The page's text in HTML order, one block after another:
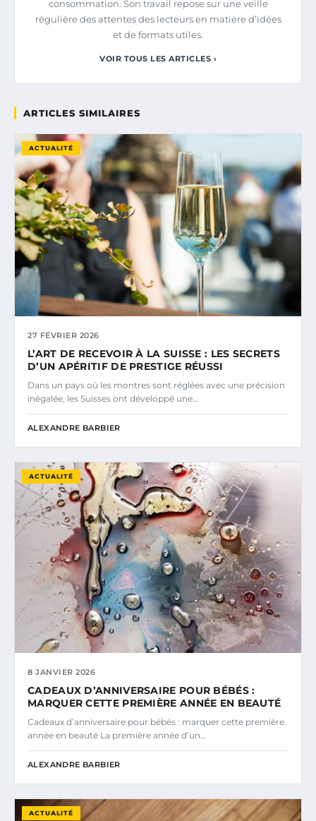
consommation. Son travail repose sur une veille
régulière des attentes des lecteurs en matière d’idées
et de formats utiles.
VOIR TOUS LES ARTICLES ›
ARTICLES SIMILAIRES
ACTUALITÉ
27 FÉVRIER 2026
L’ART DE RECEVOIR À LA SUISSE : LES SECRETS
D’UN APÉRITIF DE PRESTIGE RÉUSSI
Dans un pays où les montres sont réglées avec une précision
inégalée, les Suisses ont développé une…
ALEXANDRE BARBIER
ACTUALITÉ
8 JANVIER 2026
CADEAUX D’ANNIVERSAIRE POUR BÉBÉS :
MARQUER CETTE PREMIÈRE ANNÉE EN BEAUTÉ
Cadeaux d’anniversaire pour bébés : marquer cette première
année en beauté La première année d’un…
ALEXANDRE BARBIER
ACTUALITÉ